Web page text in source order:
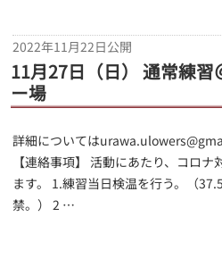
2022年11月22日公開
11月27日（日） 通常練
ー場
詳細については
【連絡事項】 活動にあたり、コロ
ます。 1.練習当日検温を行う。（
禁。） 2 …